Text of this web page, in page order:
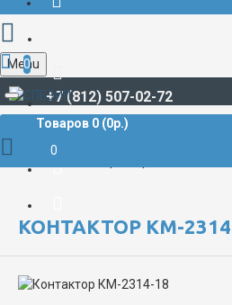
+7 (812) 507-02-72
Menu
0
Товаров 0 (0р.)
0
НИЗКОВОЛЬТНОЕ
КОНТАКТОР КМ-